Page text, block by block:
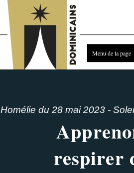
Homélie du 28 mai 2023 -
respirer